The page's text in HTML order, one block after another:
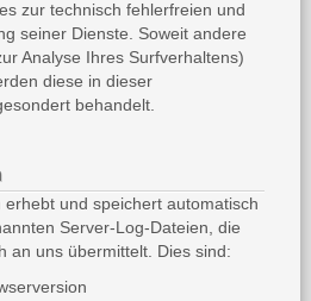
zur technisch fehlerfreien und
seiner Dienste. Soweit andere
Analyse Ihres Surfverhaltens)
diese in dieser
behandelt.
erhebt und speichert automatisch
Server-Log-Dateien, die
an uns übermittelt. Dies sind: